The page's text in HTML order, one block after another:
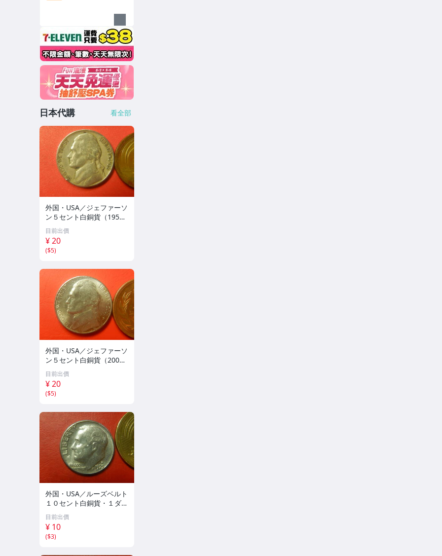
日本代購 看全部
外国・USA／ジェファーソ
ン５セント白銅貨（1958
年D） 260225
目前出價
¥ 20
($5)
外国・USA／ジェファーソ
ン５セント白銅貨（2001
年P） 260310
目前出價
¥ 20
($5)
外国・USA／ルーズベルト
１０セント白銅貨・１ダイ
ム（1975年D） 260404
目前出價
¥ 10
($3)